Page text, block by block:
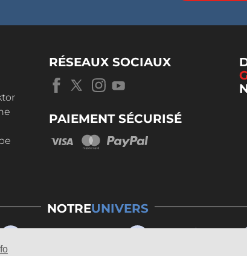
RÉSEAUX SOCIAUX
PAIEMENT SÉCURISÉ
NOTREUNIVERS